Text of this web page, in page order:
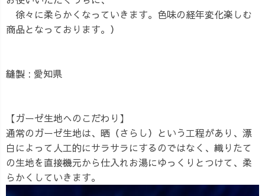
徐々に柔らかくなっていきます。色味の経年変化楽しむ
商品となっております。）
縫製 : 愛知県
【ガーゼ生地へのこだわり】
通常のガーゼ生地は、晒（さらし）という工程があり、漂
白によって人工的にサラサラにするのではなく、織りたて
の生地を直接機元から仕入れお湯にゆっくりとつけて、柔
らかくしていきます。